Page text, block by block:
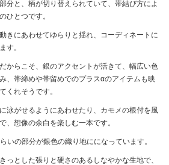
分と、柄が切り替えられていて、帯結び方によ
ひとつです。
きにあわせてゆらりと揺れ、コーディネートに
す。
からこそ、銀のアクセントが活きて、幅広い色
、帯締めや帯留めでのプラスαのアイテムも映
くれそうです。
泳がせるようにあわせたり、カモメの根付を風
、想像の余白を楽しむ一本です。
いの部分が銀色の織り地にになっています。
っとした張りと硬さのあるしなやかな生地で、